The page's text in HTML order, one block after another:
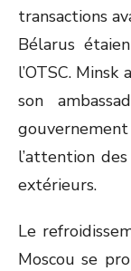
transactions
Bélarus
l’OTSC.
son
l’attention
extérieurs.
Le
Moscou se